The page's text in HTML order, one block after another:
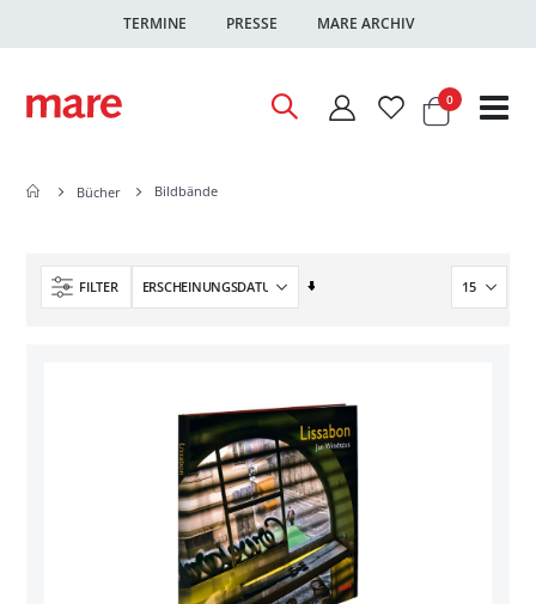
TERMINE PRESSE MARE ARCHIV
Warenkorb
0Artikel
Bücher Bildbände
FILTER
In